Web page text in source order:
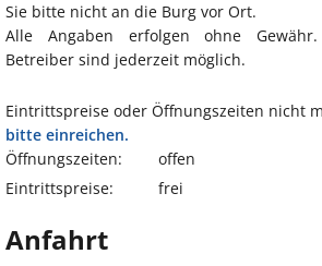
Sie bitte nicht an die Burg vor Ort.
Alle Angaben erfolgen ohne
Betreiber sind jederzeit möglich.
Eintrittspreise oder Öffnungszeiten nicht
bitte einreichen.
Öffnungszeiten:
offen
Eintrittspreise:
frei
Anfahrt